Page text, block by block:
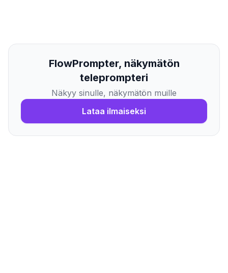
FlowPrompter, näkymätön
teleprompteri
Näkyy sinulle, näkymätön muille
Lataa ilmaiseksi